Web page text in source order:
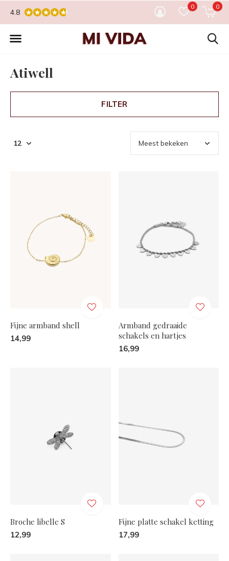
0 0
4.8
Atiwell
FILTER
Fijne armband shell
14,99
Armband gedraaide
schakels en hartjes
16,99
Broche libelle S
12,99
Fijne platte schakel ketting
17,99